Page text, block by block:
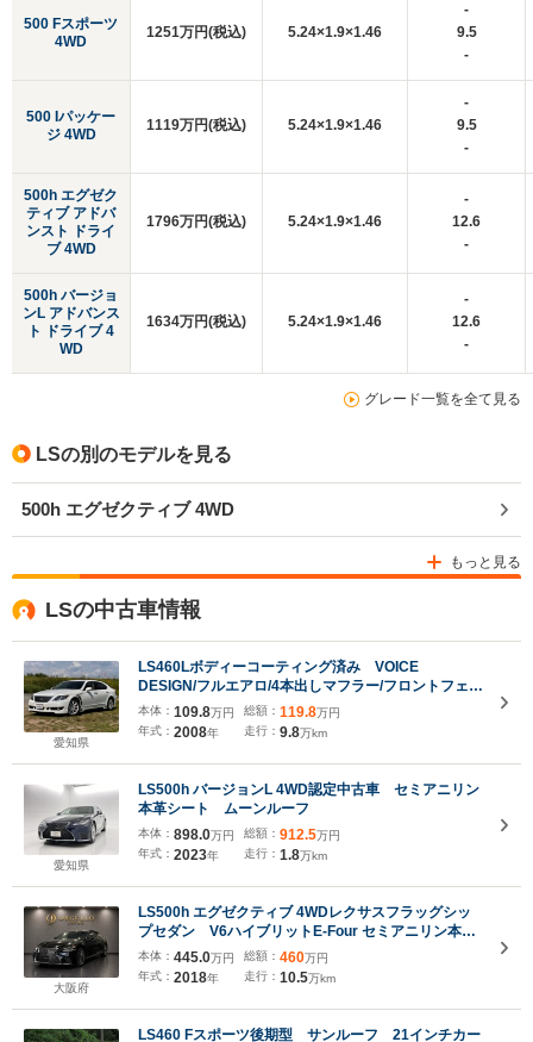
500 Fスポーツ
4WD
500 Iパッケー
ジ 4WD
500h エグゼク
ティブ アドバ
ンスト ドライ
ブ 4WD
500h バージョ
ンL アドバンス
ト ドライブ 4
WD
1251万円(税込) 5.24×1.9×1.46
-
9.5
-
1119万円(税込) 5.24×1.9×1.46
-
9.5
-
1796万円(税込) 5.24×1.9×1.46
-
12.6
-
1634万円(税込) 5.24×1.9×1.46
-
12.6
-
グレード一覧を全て見る
LSの別のモデルを見る
500h エグゼクティブ 4WD
もっと見る
LSの中古車情報
愛知県
LS460Lボディーコーティング済み VOICE
DESIGN/フルエアロ/4本出しマフラー/フロントフェン
ダー リアエンターテイメントシステム マークレビ
ンソン サンルーフ 社外デジタルインナーミラー
本体： 109.8万円
年式： 2008年
総額： 119.8万円
走行： 9.8万km
愛知県
LS500h バージョンL 4WD認定中古車 セミアニリン
本革シート ムーンルーフ
本体： 898.0万円
年式： 2023年
総額： 912.5万円
走行： 1.8万km
大阪府
LS500h エグゼクティブ 4WDレクサスフラッグシッ
プセダン V6ハイブリットE-Four セミアニリン本革
シート 電動ガラスサンルーフ 後席マッサージ機能 前
後席シートヒーター&ベンチレーション 後席電動リク
ライニング&オットマン
本体： 445.0万円
年式： 2018年
総額： 460万円
走行： 10.5万km
LS460 Fスポーツ後期型 サンルーフ 21インチカー